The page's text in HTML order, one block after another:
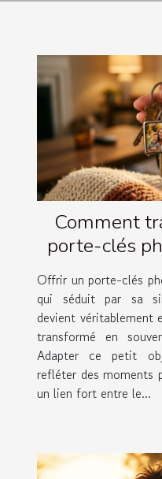
Comment
porte-clés
Offrir un porte-clés
qui séduit par sa
devient véritablement
transformé en
Adapter ce petit
refléter des moments
un lien fort entre le...